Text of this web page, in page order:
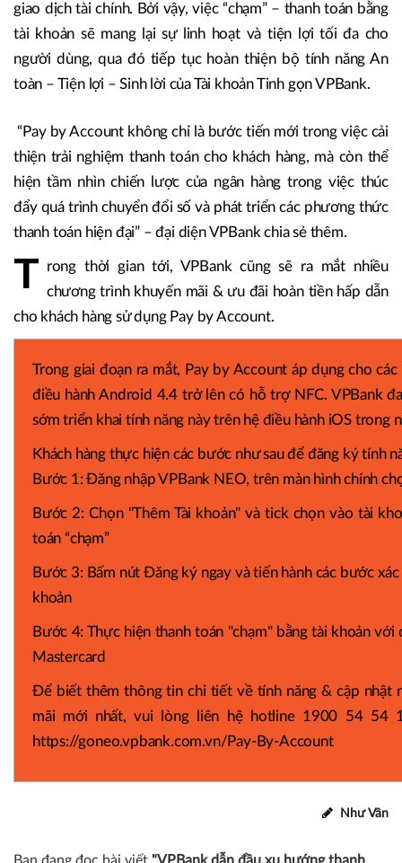
giao dịch tài chính. Bởi vậy, việc “chạm” – thanh toán bằng
tài khoản sẽ mang lại sự linh hoạt và tiện lợi tối đa cho
người dùng, qua đó tiếp tục hoàn thiện bộ tính năng An
toàn – Tiện lợi – Sinh lời của Tài khoản Tinh gọn VPBank.
“Pay by Account không chỉ là bước tiến mới trong việc cải
thiện trải nghiệm thanh toán cho khách hàng, mà còn thể
hiện tầm nhìn chiến lược của ngân hàng trong việc thúc
đẩy quá trình chuyển đổi số và phát triển các phương thức
thanh toán hiện đại” – đại diện VPBank chia sẻ thêm.
T rong thời gian tới, VPBank cũng sẽ ra mắt nhiều
chương trình khuyến mãi & ưu đãi hoàn tiền hấp dẫn
cho khách hàng sử dụng Pay by Account.
Trong giai đoạn ra mắt, Pay by Account áp dụng cho
điều hành Android 4.4 trở lên có hỗ trợ NFC. VPBank
sớm triển khai tính năng này trên hệ điều hành iOS trong
Khách hàng thực hiện các bước như sau để đăng ký tính
Bước 1: Đăng nhập VPBank NEO, trên màn hình chính
Bước 2: Chọn "Thêm Tài khoản" và tick chọn vào tài
toán “chạm”
Bước 3: Bấm nút Đăng ký ngay và tiến hành các bước
khoản
Bước 4: Thực hiện thanh toán "chạm" bằng tài khoản với
Mastercard
Để biết thêm thông tin chi tiết về tính năng & cập nhật
mãi mới nhất, vui lòng liên hệ hotline 1900 54 54
https://goneo.vpbank.com.vn/Pay-By-Account
Như Vân